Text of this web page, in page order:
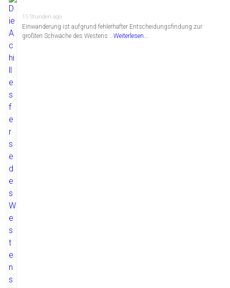
15 Stunden ago
Einwanderung ist aufgrund fehlerhafter Entscheidungsfindung zur
größten Schwäche des Westens …Weiterlesen...